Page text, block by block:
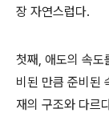
장 자연스럽다.
첫째, 애도의 속
비된 만큼 준비된
재의 구조와 다르